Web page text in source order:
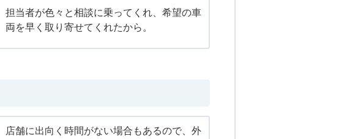
担当者が色々と相談に乗ってくれ、希望の車
両を早く取り寄せてくれたから。
店舗に出向く時間がない場合もあるので、外